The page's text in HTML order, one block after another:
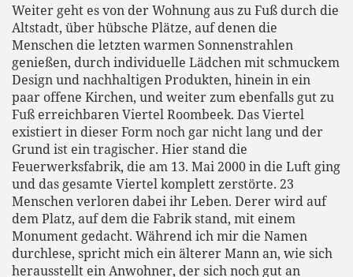
Weiter geht es von der Wohnung aus zu Fuß durch die
Altstadt, über hübsche Plätze, auf denen die
Menschen die letzten warmen Sonnenstrahlen
genießen, durch individuelle Lädchen mit schmuckem
Design und nachhaltigen Produkten, hinein in ein
paar offene Kirchen, und weiter zum ebenfalls gut zu
Fuß erreichbaren Viertel Roombeek. Das Viertel
existiert in dieser Form noch gar nicht lang und der
Grund ist ein tragischer. Hier stand die
Feuerwerksfabrik, die am 13. Mai 2000 in die Luft ging
und das gesamte Viertel komplett zerstörte. 23
Menschen verloren dabei ihr Leben. Derer wird auf
dem Platz, auf dem die Fabrik stand, mit einem
Monument gedacht. Während ich mir die Namen
durchlese, spricht mich ein älterer Mann an, wie sich
herausstellt ein Anwohner, der sich noch gut an